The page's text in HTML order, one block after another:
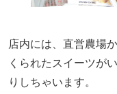
店内には、直営農場
くられたスイーツが
りしちゃいます。